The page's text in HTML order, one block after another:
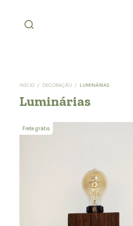
INÍCIO / DECORAÇÃO / LUMINÁRIAS
Luminárias
Frete grátis